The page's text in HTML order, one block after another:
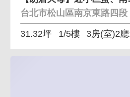
台北市松山區南京東路四段
31.32坪 1/5樓 3房(室)2